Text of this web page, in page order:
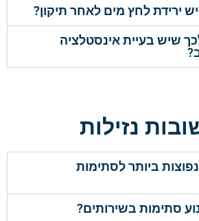
ירידת לחץ מים לאחר תיקון?
שיש בעיית אינסטלציה
נזילות
ביותר לסתימות
סתימות בשירותים?